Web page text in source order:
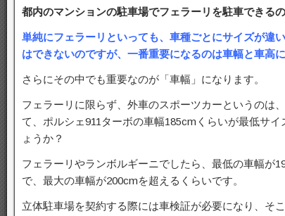
都内のマンションの駐車場でフェラーリを駐車できる
単純にフェラーリといっても、車種ごとにサイズが違
はできないのですが、一番重要になるのは車幅と車高に
さらにその中でも重要なのが「車幅」になります。
フェラーリに限らず、外車のスポーツカーというのは
て、ポルシェ911ターボの車幅185cmくらいが最低サ
ょうか？
フェラーリやランボルギーニでしたら、最低の車幅が
で、最大の車幅が200cmを超えるくらいです。
立体駐車場を契約する際には車検証が必要になり、そ